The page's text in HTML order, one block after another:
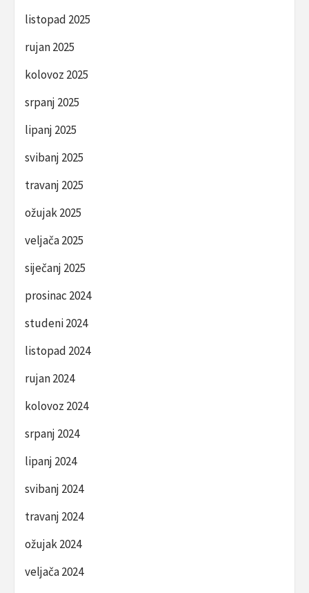
listopad 2025
rujan 2025
kolovoz 2025
srpanj 2025
lipanj 2025
svibanj 2025
travanj 2025
ožujak 2025
veljača 2025
siječanj 2025
prosinac 2024
studeni 2024
listopad 2024
rujan 2024
kolovoz 2024
srpanj 2024
lipanj 2024
svibanj 2024
travanj 2024
ožujak 2024
veljača 2024